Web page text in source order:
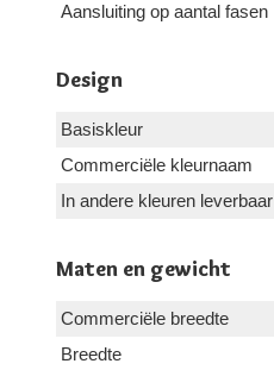
Aansluiting op aantal fasen
Design
Basiskleur
Commerciële kleurnaam
In andere kleuren leverbaar
Maten en gewicht
Commerciële breedte
Breedte